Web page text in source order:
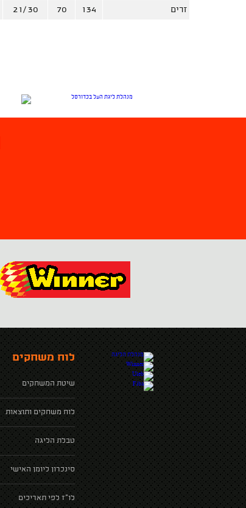
זרים 134
70
21/30
לוח משחקים
שיטת המשחקים
לוח משחקים ותוצאות
טבלת הליגה
סינכרון ליומן האישי
לו"ז לפי תאריכים